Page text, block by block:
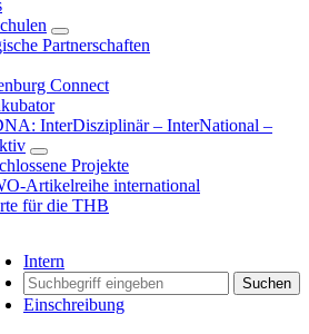
Partnerschaften
Connect
InterDisziplinär – InterNational –
Projekte
Artikelreihe international
für die THB
Intern
Suchen
Einschreibung